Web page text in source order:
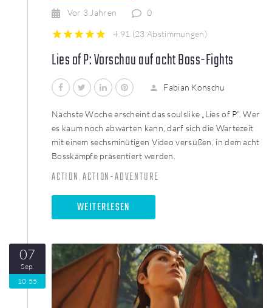
Vor 3 Jahren 0
4.91 (23 Abstimmungen)
Lies of P: Vorschau auf acht Boss-Fights
FacebookTwitterLinkedIn
Fabian Konschu
Nächste Woche erscheint das soulslike „Lies of P“. Wer
es kaum noch abwarten kann, darf sich die Wartezeit
mit einem sechsminütigen Video versüßen, in dem acht
Bosskämpfe präsentiert werden.
ACTION ,ACTION-ADVENTURE
WEITERLESEN
07
Sep.
10:55